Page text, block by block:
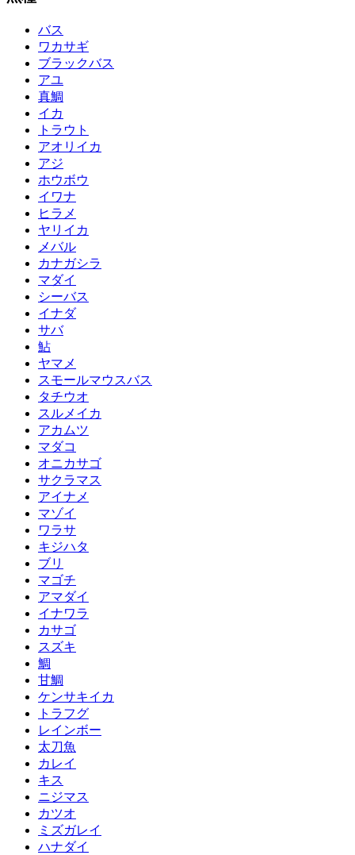
バス
ワカサギ
ブラックバス
アユ
真鯛
イカ
トラウト
アオリイカ
アジ
ホウボウ
イワナ
ヒラメ
ヤリイカ
メバル
カナガシラ
マダイ
シーバス
イナダ
サバ
鮎
ヤマメ
スモールマウスバス
タチウオ
スルメイカ
アカムツ
マダコ
オニカサゴ
サクラマス
アイナメ
マゾイ
ワラサ
キジハタ
ブリ
マゴチ
アマダイ
イナワラ
カサゴ
スズキ
鯛
甘鯛
ケンサキイカ
トラフグ
レインボー
太刀魚
カレイ
キス
ニジマス
カツオ
ミズガレイ
ハナダイ